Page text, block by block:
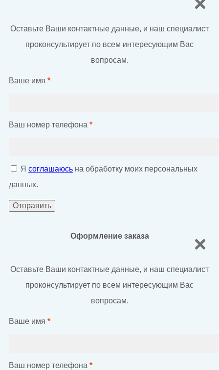
Оставьте Ваши контактные данные, и наш специалист
проконсультирует по всем интересующим Вас
вопросам.
Ваше имя *
Ваш номер телефона *
Я соглашаюсь на обработку моих персональных
данных.
Оформление заказа
Оставьте Ваши контактные данные, и наш специалист
проконсультирует по всем интересующим Вас
вопросам.
Ваше имя *
Ваш номер телефона *